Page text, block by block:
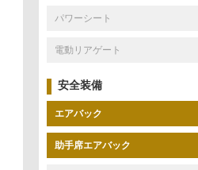
パワーシート
電動リアゲート
安全装備
エアバック
助手席エアバック